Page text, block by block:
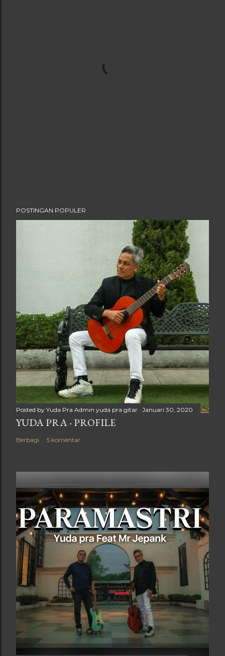
POSTINGAN POPULER
Posted by Yuda Pra Admin yuda pra gitar Januari 30, 2020
YUDA PRA - PROFILE
Berbagi 5 komentar